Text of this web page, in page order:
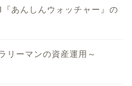
あんしんウォッチャー』の
リーマンの資産運用～